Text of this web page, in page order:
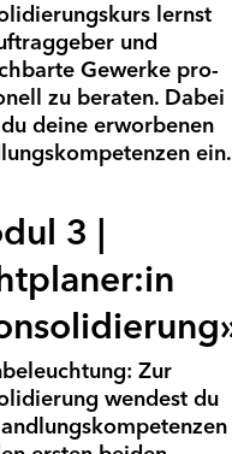
lernst
und
Gewerke pro­
zu beraten. Dabei
deine erworbenen
ein.
3 |
Zur
wendest du